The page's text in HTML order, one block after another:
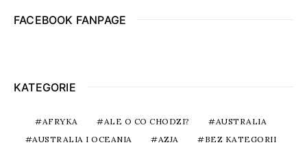
FACEBOOK FANPAGE
KATEGORIE
AFRYKA ALE O CO CHODZI?
AUSTRALIA
AUSTRALIA I OCEANIA
AZJA
BEZ KATEGORII